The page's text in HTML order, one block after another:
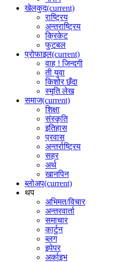
खेलकुद(current)
राष्ट्रिय
अन्तराष्ट्रिय
क्रिकेट
फुटबल
प्रोफाइल(current)
वाह ! जिन्दगी
ती युवा
किशोर छँदा
स्मृति लेख
समाज(current)
शिक्षा
संस्कृति
इतिहास
प्रवास
अन्तर्राष्ट्रिय
सहर
अर्थ
खानपिन
ब्लोअप(current)
थप
अभिमत/विचार
अन्तरवार्ता
समाचार
कार्टुन
ब्लग
इपेपर
अर्काइभ